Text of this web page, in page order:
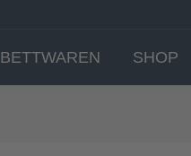
BETTWAREN SHOP